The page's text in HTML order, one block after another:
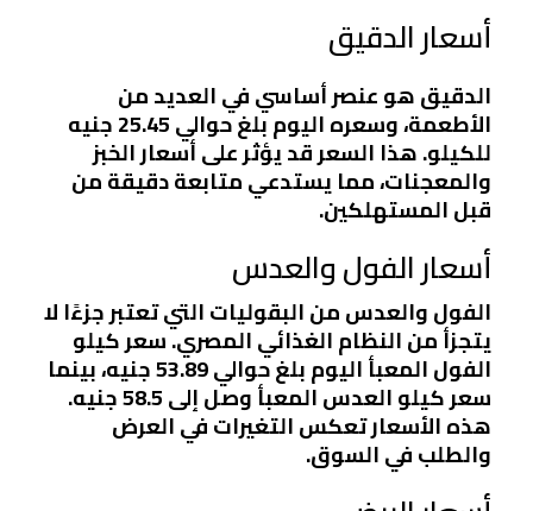
أسعار الدقيق
الدقيق هو عنصر أساسي في العديد من
الأطعمة، وسعره اليوم بلغ حوالي 25.45 جنيه
للكيلو. هذا السعر قد يؤثر على أسعار الخبز
والمعجنات، مما يستدعي متابعة دقيقة من
قبل المستهلكين.
أسعار الفول والعدس
الفول والعدس من البقوليات التي تعتبر جزءًا لا
يتجزأ من النظام الغذائي المصري. سعر كيلو
الفول المعبأ اليوم بلغ حوالي 53.89 جنيه، بينما
سعر كيلو العدس المعبأ وصل إلى 58.5 جنيه.
هذه الأسعار تعكس التغيرات في العرض
والطلب في السوق.